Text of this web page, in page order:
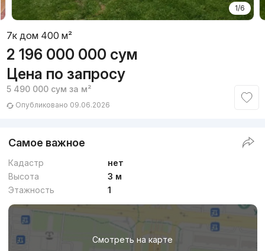
1/6
7к дом 400 м²
2 196 000 000 сум
Цена по запросу
5 490 000 сум за м²
Опубликовано 09.06.2026
Самое важное
Кадастр
нет
Высота
3 м
Этажность
1
Смотреть на карте